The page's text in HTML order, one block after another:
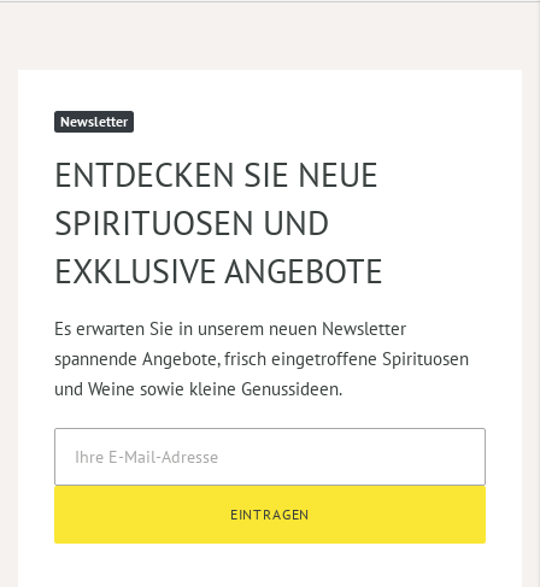
Newsletter
ENTDECKEN SIE NEUE
SPIRITUOSEN UND
EXKLUSIVE ANGEBOTE
Es erwarten Sie in unserem neuen Newsletter
spannende Angebote, frisch eingetroffene Spirituosen
und Weine sowie kleine Genussideen.
EINTRAGEN